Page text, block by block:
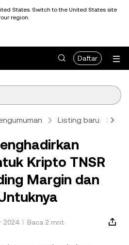
States. Switch to the United States site
region.
Daftar
Listing baru
Kripto TNSR
Margin dan
2024 Baca 2 mnt